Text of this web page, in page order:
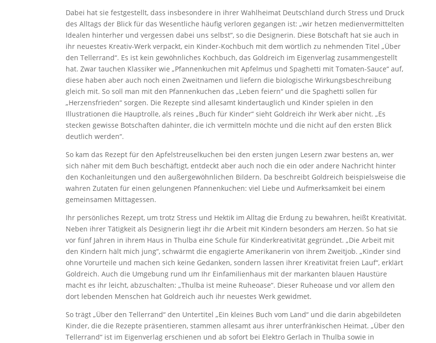
Dabei hat sie festgestellt, dass insbesondere in ihrer Wahlheimat Deutschland durch Stress und Druck
des Alltags der Blick für das Wesentliche häufig verloren gegangen ist: „wir hetzen medienvermittelten
Idealen hinterher und vergessen dabei uns selbst“, so die Designerin. Diese Botschaft hat sie auch in
ihr neuestes Kreativ-Werk verpackt, ein Kinder-Kochbuch mit dem wörtlich zu nehmenden Titel „Über
den Tellerrand“. Es ist kein gewöhnliches Kochbuch, das Goldreich im Eigenverlag zusammengestellt
hat. Zwar tauchen Klassiker wie „Pfannenkuchen mit Apfelmus und Spaghetti mit Tomaten-Sauce“ auf,
diese haben aber auch noch einen Zweitnamen und liefern die biologische Wirkungsbeschreibung
gleich mit. So soll man mit den Pfannenkuchen das „Leben feiern“ und die Spaghetti sollen für
„Herzensfrieden“ sorgen. Die Rezepte sind allesamt kindertauglich und Kinder spielen in den
Illustrationen die Hauptrolle, als reines „Buch für Kinder“ sieht Goldreich ihr Werk aber nicht. „Es
stecken gewisse Botschaften dahinter, die ich vermitteln möchte und die nicht auf den ersten Blick
deutlich werden“.
So kam das Rezept für den Apfelstreuselkuchen bei den ersten jungen Lesern zwar bestens an, wer
sich näher mit dem Buch beschäftigt, entdeckt aber auch noch die ein oder andere Nachricht hinter
den Kochanleitungen und den außergewöhnlichen Bildern. Da beschreibt Goldreich beispielsweise die
wahren Zutaten für einen gelungenen Pfannenkuchen: viel Liebe und Aufmerksamkeit bei einem
gemeinsamen Mittagessen.
Ihr persönliches Rezept, um trotz Stress und Hektik im Alltag die Erdung zu bewahren, heißt Kreativität.
Neben ihrer Tätigkeit als Designerin liegt ihr die Arbeit mit Kindern besonders am Herzen. So hat sie
vor fünf Jahren in ihrem Haus in Thulba eine Schule für Kinderkreativität gegründet. „Die Arbeit mit
den Kindern hält mich jung“, schwärmt die engagierte Amerikanerin von ihrem Zweitjob. „Kinder sind
ohne Vorurteile und machen sich keine Gedanken, sondern lassen ihrer Kreativität freien Lauf“, erklärt
Goldreich. Auch die Umgebung rund um Ihr Einfamilienhaus mit der markanten blauen Haustüre
macht es ihr leicht, abzuschalten: „Thulba ist meine Ruheoase“. Dieser Ruheoase und vor allem den
dort lebenden Menschen hat Goldreich auch ihr neuestes Werk gewidmet.
So trägt „Über den Tellerrand“ den Untertitel „Ein kleines Buch vom Land“ und die darin abgebildeten
Kinder, die die Rezepte präsentieren, stammen allesamt aus ihrer unterfränkischen Heimat. „Über den
Tellerrand“ ist im Eigenverlag erschienen und ab sofort bei Elektro Gerlach in Thulba sowie in